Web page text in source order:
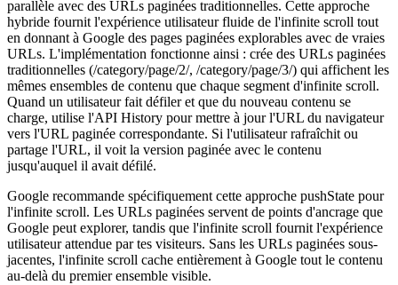
parallèle avec des URLs paginées traditionnelles. Cette approche
hybride fournit l'expérience utilisateur fluide de l'infinite scroll tout
en donnant à Google des pages paginées explorables avec de vraies
URLs. L'implémentation fonctionne ainsi : crée des URLs paginées
traditionnelles (/category/page/2/, /category/page/3/) qui affichent les
mêmes ensembles de contenu que chaque segment d'infinite scroll.
Quand un utilisateur fait défiler et que du nouveau contenu se
charge, utilise l'API History pour mettre à jour l'URL du navigateur
vers l'URL paginée correspondante. Si l'utilisateur rafraîchit ou
partage l'URL, il voit la version paginée avec le contenu
jusqu'auquel il avait défilé.
Google recommande spécifiquement cette approche pushState pour
l'infinite scroll. Les URLs paginées servent de points d'ancrage que
Google peut explorer, tandis que l'infinite scroll fournit l'expérience
utilisateur attendue par tes visiteurs. Sans les URLs paginées sous-
jacentes, l'infinite scroll cache entièrement à Google tout le contenu
au-delà du premier ensemble visible.